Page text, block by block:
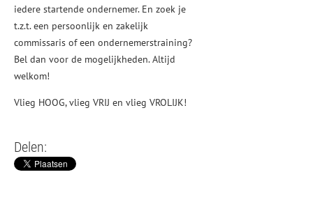
iedere startende ondernemer. En zoek je
t.z.t. een persoonlijk en zakelijk
commissaris of een ondernemerstraining?
Bel dan voor de mogelijkheden. Altijd
welkom!
Vlieg HOOG, vlieg VRIJ en vlieg VROLIJK!
Delen: